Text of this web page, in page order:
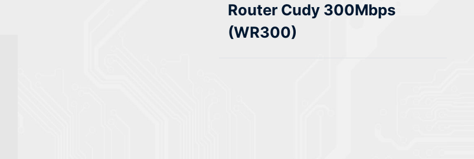
Router Cudy 300Mbps
(WR300)